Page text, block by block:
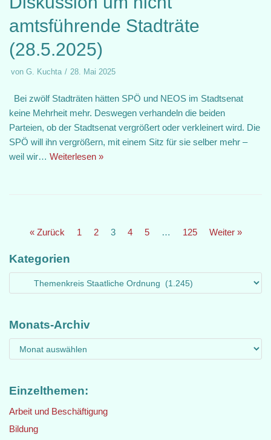
amtsführende Stadträte
(28.5.2025)
von G. Kuchta 28. Mai 2025
Bei zwölf Stadträten hätten SPÖ und NEOS im Stadtsenat
keine Mehrheit mehr. Deswegen verhandeln die beiden
Parteien, ob der Stadtsenat vergrößert oder verkleinert wird. Die
SPÖ will ihn vergrößern, mit einem Sitz für sie selber mehr –
weil wir… Weiterlesen »
« Zurück 1 2 3 4 5 … 125 Weiter »
Kategorien
Monats-Archiv
Einzelthemen:
Arbeit und Beschäftigung
Bildung